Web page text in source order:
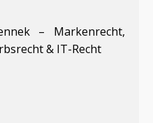
– Markenrecht,
& IT-Recht